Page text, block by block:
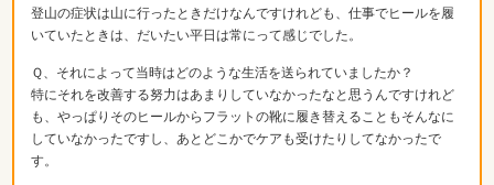
登山の症状は山に行ったときだけなんですけれども、仕事でヒールを履
いていたときは、だいたい平日は常にって感じでした。
Ｑ、それによって当時はどのような生活を送られていましたか？
特にそれを改善する努力はあまりしていなかったなと思うんですけれど
も、やっぱりそのヒールからフラットの靴に履き替えることもそんなに
していなかったですし、あとどこかでケアも受けたりしてなかったで
す。